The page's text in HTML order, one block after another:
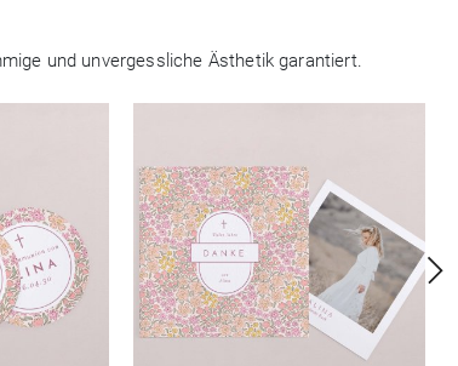
und unvergessliche Ästhetik garantiert.